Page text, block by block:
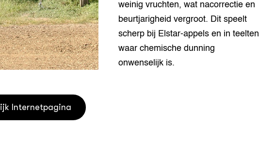
en
exoten
diversiteit
weinig vruchten, wat nacorrectie en
beurtjarigheid vergroot. Dit speelt
scherp bij Elstar-appels en in teelten
waar chemische dunning
onwenselijk is.
Internetpagina